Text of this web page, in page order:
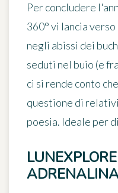
Per concludere
360° vi lancia
negli abissi dei
seduti nel buio (e
ci si rende conto
questione di
poesia. Ideale per